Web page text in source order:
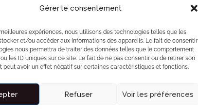
Gérer le consentement
expériences, nous utilisons des technologies telles que les
et/ou accéder aux informations des appareils. Le fait de consentir
nous permettra de traiter des données telles que le comportement
les ID uniques sur ce site. Le fait de ne pas consentir ou de retirer son
peut avoir un effet négatif sur certaines caractéristiques et fonctions.
Refuser Voir les préférences
pensé pour créer des souvenirs mémorables,
lieu chaleureux vous accueille dans une ambiance